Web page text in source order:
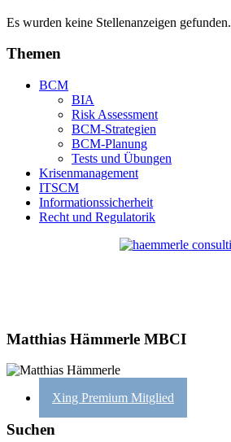
Es wurden keine Stellenanzeigen gefunden.
Themen
BCM
BIA
Risk Assessment
BCM-Strategien
BCM-Planung
Tests und Übungen
Krisenmanagement
ITSCM
Informationssicherheit
Recht und Regulatorik
Matthias Hämmerle MBCI
Xing Premium Mitglied
Suchen